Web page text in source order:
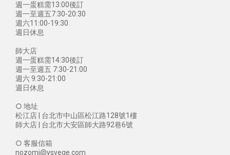
週一蛋糕需13:00後訂
週一至週五7:30-20:30
週六11:00-19:30
週日休息
師大店
週一蛋糕需14:30後訂
週一至週五 7:30-21:00
週六 9:30-21:00
週日休息
○ 地址
松江店 | 台北市中山區松江路128號1樓
師大店 | 台北市大安區師大路92巷6號
○ 客服信箱
nozomi@ysvege.com